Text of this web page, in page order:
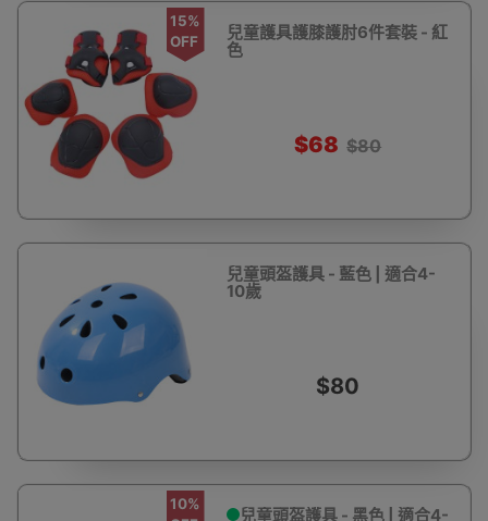
15%
OFF
兒童護具護膝護肘6件套裝 - 紅
色
$68 $80
兒童頭盔護具 - 藍色 | 適合4-
10歲
$80
10%
兒童頭盔護具 - 黑色 | 適合4-